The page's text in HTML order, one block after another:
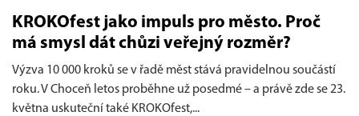
KROKOfest jako impuls pro město. Proč
má smysl dát chůzi veřejný rozměr?
Výzva 10 000 kroků se v řadě měst stává pravidelnou součástí
roku. V Choceň letos proběhne už posedmé – a právě zde se 23.
května uskuteční také KROKOfest,...